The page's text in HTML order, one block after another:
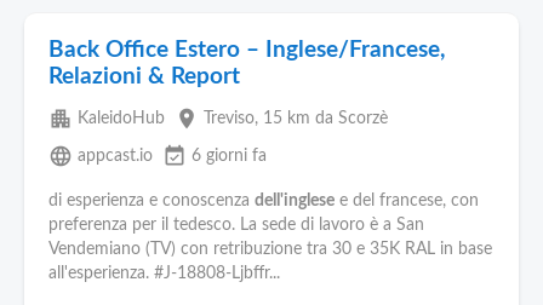
Back Office Estero – Inglese/Francese,
Relazioni & Report
apartment KaleidoHub place Treviso, 15 km da Scorzè
language appcast.io event_available 6 giorni fa
di esperienza e conoscenza dell'inglese e del francese, con
preferenza per il tedesco. La sede di lavoro è a San
Vendemiano (TV) con retribuzione tra 30 e 35K RAL in base
all'esperienza. #J-18808-Ljbffr...